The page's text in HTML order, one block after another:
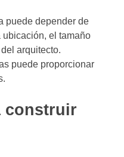
puede depender de
el tamaño
arquitecto.
puede proporcionar
construir